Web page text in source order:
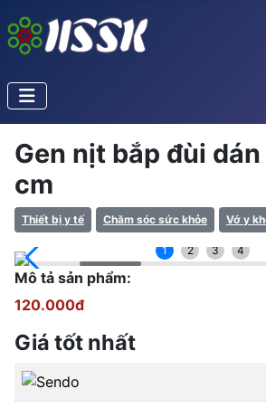
Gen nịt bắp đùi
cm
Thiết bị y tế Chăm sóc sức khỏe Vớ y
1 2 3 4
Mô tả sản phẩm:
120.000đ
Giá tốt nhất